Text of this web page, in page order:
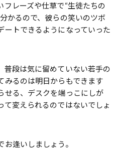
フレーズや仕草で“生徒たちの
かるので、彼らの笑いのツボ
ートできるようになっていった
普段は気に留めていない若手の
みるのは明日からもできます
せる、デスクを端っこにしが
て変えられるのではないでしょ
逢いしましょう。